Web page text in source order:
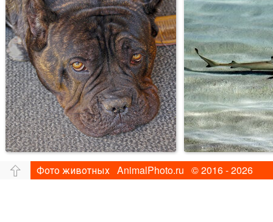
Фото животных AnimalPhoto.ru © 2016 - 2026